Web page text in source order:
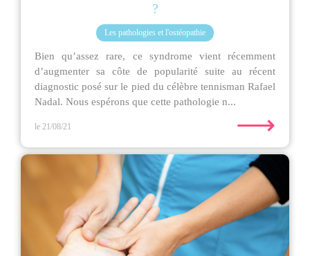
?
Les pathologies et l'ostéopathie
Bien qu’assez rare, ce syndrome vient récemment
d’augmenter sa côte de popularité suite au récent
diagnostic posé sur le pied du célèbre tennisman Rafael
Nadal. Nous espérons que cette pathologie n...
le 21/08/21 ⟶